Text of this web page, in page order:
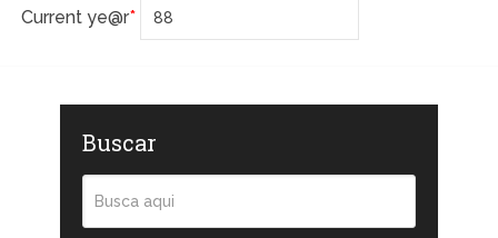
Current ye@r*
Buscar